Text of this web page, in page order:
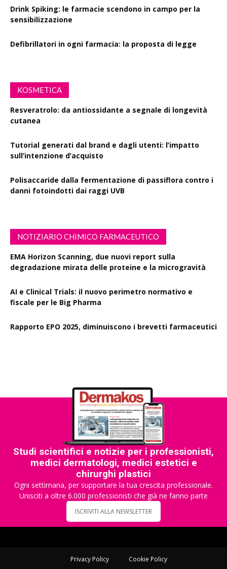
Drink Spiking: le farmacie scendono in campo per la
sensibilizzazione
Defibrillatori in ogni farmacia: la proposta di legge
KOSMETICA
Resveratrolo: da antiossidante a segnale di longevità
cutanea
Tutorial generati dal brand e dagli utenti: l’impatto
sull’intenzione d’acquisto
Polisaccaride dalla fermentazione di passiflora contro i
danni fotoindotti dai raggi UVB
NOTIZIARIO CHIMICO FARMACEUTICO
EMA Horizon Scanning, due nuovi report sulla
degradazione mirata delle proteine e la microgravità
AI e Clinical Trials: il nuovo perimetro normativo e
fiscale per le Big Pharma
Rapporto EPO 2025, diminuiscono i brevetti farmaceutici
Studi scientifici e notizie per i professionisti,
medici dermatologi, medici estetici e
chirurghi plastici
Ogni settimana, per supportare la tua crescita professionale.
Unisciti a oltre 6.000 professionisti che già ne fanno parte
ISCRIVITI ALLA NEWSLETTER
Privacy Policy Cookie Policy